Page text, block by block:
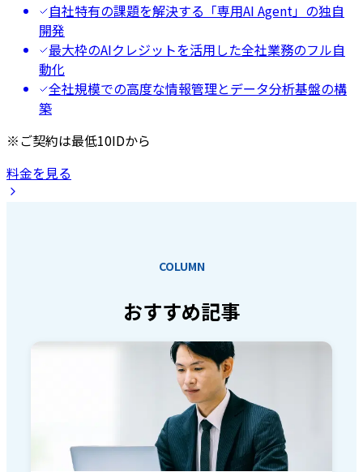
自社特有の課題を解決する「専用AI Agent」の独自
開発
最大枠のAIクレジットを活用した全社業務のフル自
動化
全社規模での高度な情報管理とデータ分析基盤の構
築
※ご契約は最低10IDから
料金を見る
COLUMN
おすすめ記事